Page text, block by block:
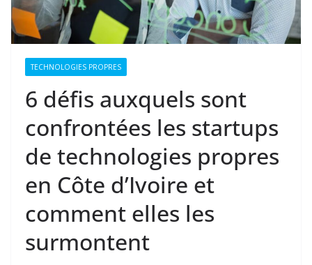
TECHNOLOGIES PROPRES
6 défis auxquels sont
confrontées les startups
de technologies propres
en Côte d’Ivoire et
comment elles les
surmontent